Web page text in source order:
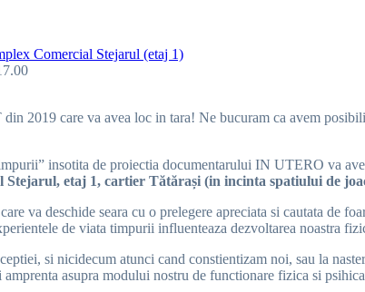
Comercial Stejarul (etaj 1)
2019 care va avea loc in tara! Ne bucuram ca avem
insotita de proiectia documentarului IN UTERO va
etaj 1, cartier Tătărași (in incinta spatiului de
va deschide seara cu o prelegere apreciata si cautata de
de viata timpurii influenteaza dezvoltarea noastra
si nicidecum atunci cand constientizam noi, sau la
asupra modului nostru de functionare fizica si